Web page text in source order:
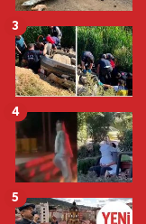
3
4
5